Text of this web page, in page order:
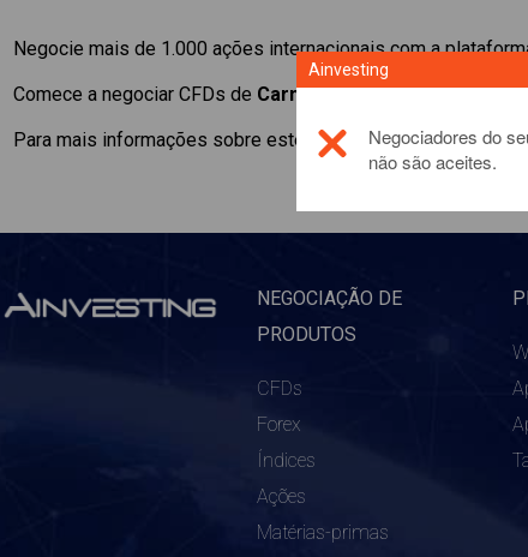
Negocie mais de 1.000 ações internacionais com a
Comece a negociar CFDs de Carnival Corp.. Obtenha
Para mais informações sobre este produto de investimento,
NEGOCIAÇÃO DE
PRODUTOS
CFDs
Forex
Índices
Ações
Matérias-primas
Ainvesting
Negociadores do
não são aceites.